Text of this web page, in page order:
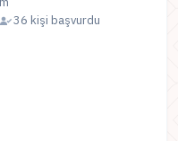
36 kişi başvurdu